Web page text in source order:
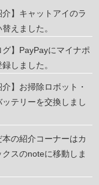
介】キャットアイのラ
えました。
グ】PayPayにマイナポ
しました。
介】お掃除ロボット・
ッテリーを交換しまし
の紹介コーナーはカ
スのnoteに移動しま